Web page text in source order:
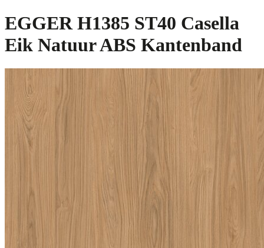
EGGER H1385 ST40 Casella
Eik Natuur ABS Kantenband